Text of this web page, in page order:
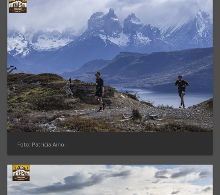
Foto: Patricia Ainol